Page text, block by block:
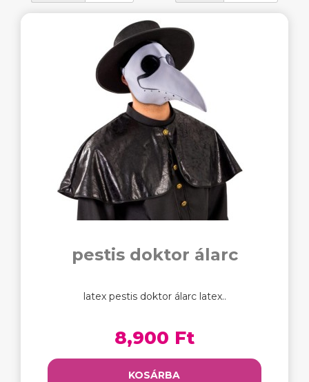
pestis doktor álarc
latex pestis doktor álarc latex..
8,900 Ft
KOSÁRBA